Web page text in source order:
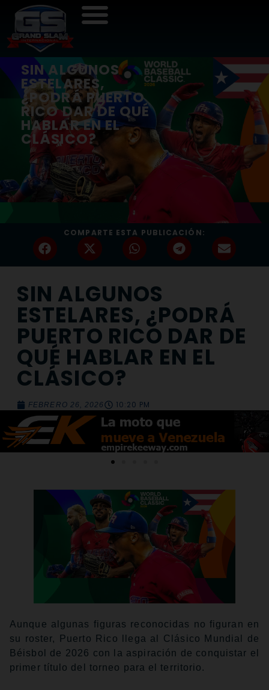
SIN ALGUNOS
ESTELARES,
¿PODRÁ PUERTO
RICO DAR DE QUÉ
HABLAR EN EL
CLÁSICO?
COMPARTE ESTA PUBLICACIÓN:
SIN ALGUNOS
ESTELARES, ¿PODRÁ
PUERTO RICO DAR DE
QUÉ HABLAR EN EL
CLÁSICO?
FEBRERO 26, 2026 10:20 PM
Aunque algunas figuras reconocidas no figuran en
su roster, Puerto Rico llega al Clásico Mundial de
Béisbol de 2026 con la aspiración de conquistar el
primer título del torneo para el territorio.